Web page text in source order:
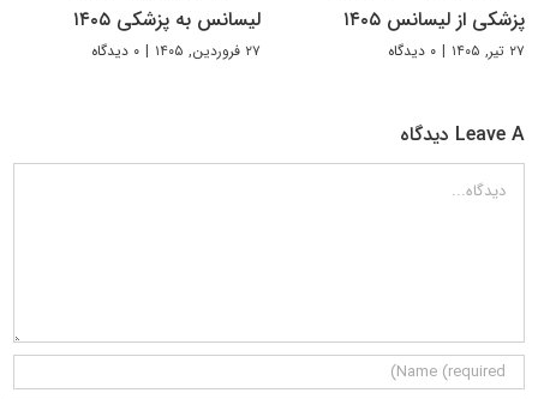
پزشکی از لیسانس ۱۴۰۵
۲۷ تیر, ۱۴۰۵ | ۰ دیدگاه
لیسانس به پزشکی ۱۴۰۵
۲۷ فروردین, ۱۴۰۵ | ۰ دیدگاه
Leave A دیدگاه
دیدگاه